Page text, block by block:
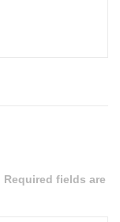
fields are